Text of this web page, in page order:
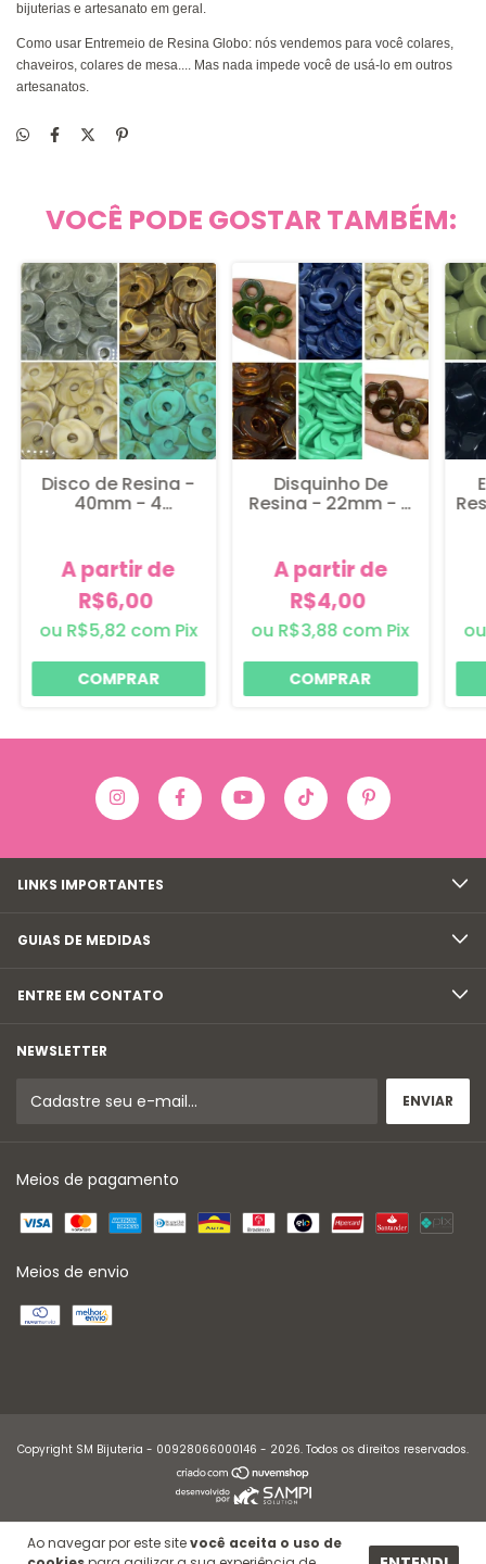
Ao navegar por este sitevocê aceita o uso de
bijuterias e artesanato em geral.
Como usar Entremeio de Resina Globo: nós vendemos para você colares,
chaveiros, colares de mesa.... Mas nada impede você de usá-lo em outros
artesanatos.
VOCÊ PODE GOSTAR TAMBÉM:
Disco de Resina -
40mm - 4
A partir de
R$6,00
R$5,82 com Pix
COMPRAR
Disquinho De
Resina - 22mm - 8
A partir de
R$4,00
R$3,88 com Pix
COMPRAR
LINKS IMPORTANTES
GUIAS DE MEDIDAS
ENTRE EM CONTATO
NEWSLETTER
Meios de pagamento
Meios de envio
Copyright SM Bijuteria - 00928066000146 - 2026. Todos os direitos reservados.